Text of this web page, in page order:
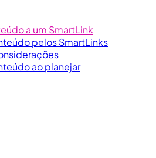
a um SmartLink
pelos SmartLinks
ao planejar